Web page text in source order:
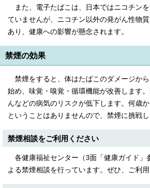
また、電子たばこは、日本ではニコチン
ていませんが、ニコチン以外の発がん性物
あり、健康への影響が懸念されます。
禁煙の効果
禁煙をすると、体はたばこのダメージか
始め、味覚・嗅覚・循環機能が改善します
んなどの病気のリスクが低下します。何歳
ということはありませんので、禁煙に挑戦し
禁煙相談をご利用ください
各健康福祉センター（3面「健康ガイド」
よる禁煙相談を行っています。ぜひ、ご利用